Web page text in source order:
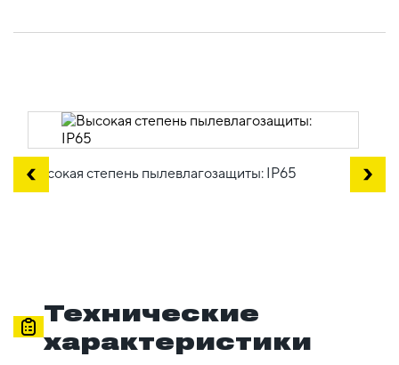
Высокая степень пылевлагозащиты: IP65
Технические
характеристики